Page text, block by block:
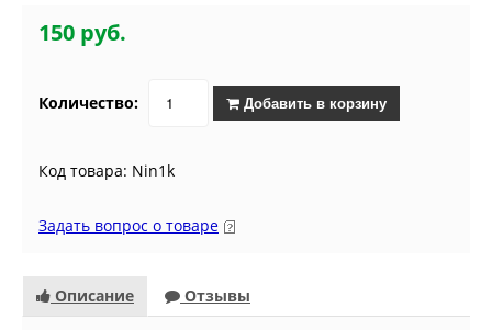
150 руб.
Количество: Добавить в корзину
Код товара: Nin1k
Задать вопрос о товаре
Описание Отзывы